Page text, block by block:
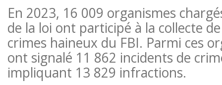
En 2023, 16 009 organismes
de la loi ont participé à la collecte
crimes haineux du FBI. Parmi ces
ont signalé 11 862 incidents de
impliquant 13 829 infractions.